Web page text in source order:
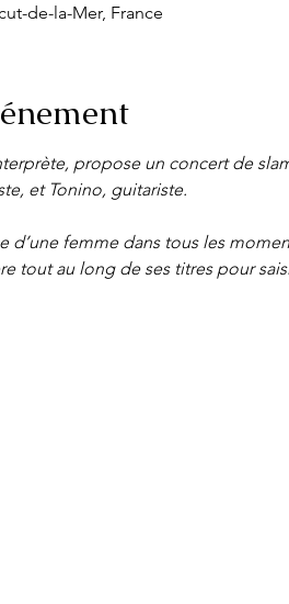
de-la-Mer, France
propose un concert de
et Tonino, guitariste.
d’une femme dans tous les
tout au long de ses titres pour